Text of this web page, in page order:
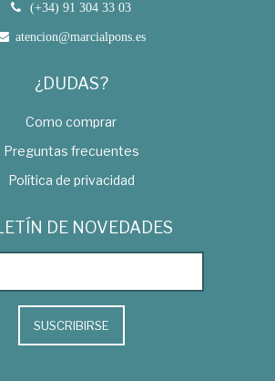
(+34) 91 304 33 03
atencion@marcialpons.es
¿DUDAS?
Como comprar
Preguntas frecuentes
Política de privacidad
DE NOVEDADES
SUSCRIBIRSE